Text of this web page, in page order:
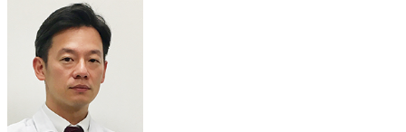
猫のDCMの心エコー診断に自信をつけたい方
左室拡大や収縮機能評価を整理したい方
DCMの本質を深く理解したい方